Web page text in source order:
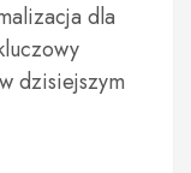
dla
dzisiejszym